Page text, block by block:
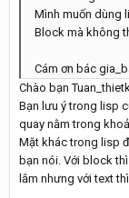
Mình muốn dùng
Block mà không
Cám ơn bác
Chào bạn
Bạn lưu ý trong lisp
quay nằm trong
Mặt khác trong lisp
bạn nói. Với block
lắm nhưng với text